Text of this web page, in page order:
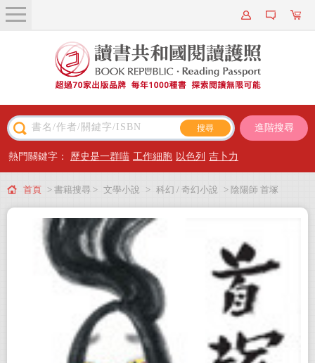
關於我們
近期新書
主題閱讀
出版專區
會員專屬
會員儲值方案
進階搜尋
熱門關鍵字： 歷史是一群喵 工作細胞 以色列 吉卜力
首頁 > 書籍搜尋 > 文學小說 > 科幻 / 奇幻小說 > 陰陽師 首塚